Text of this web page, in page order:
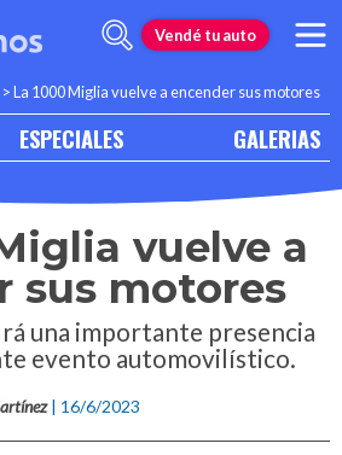
Vendé tu auto
>La 1000 Miglia vuelve a encender sus motores
ESPECIALES GALERIAS
vuelve a
sus motores
una importante presencia
evento automovilístico.
| 16/6/2023